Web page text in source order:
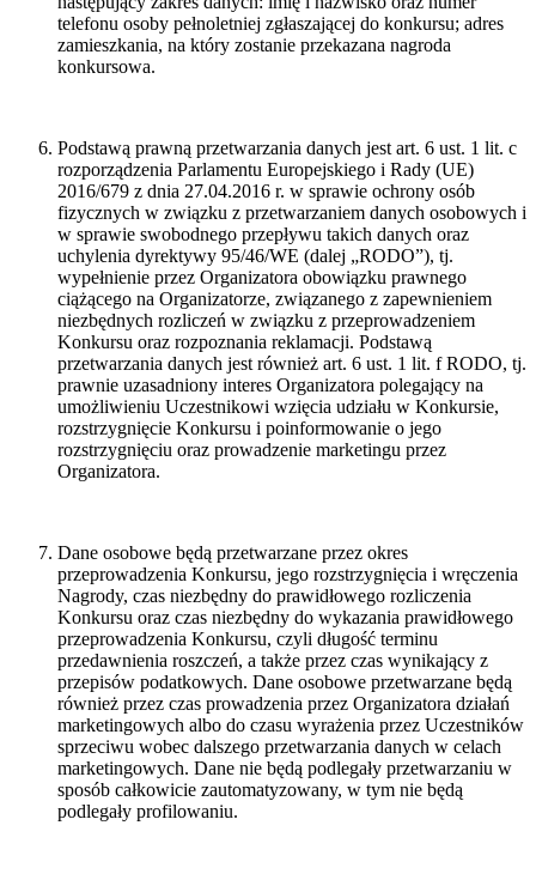
telefonu osoby pełnoletniej zgłaszającej do konkursu; adres
zamieszkania, na który zostanie przekazana nagroda
konkursowa.
Podstawą prawną przetwarzania danych jest art. 6 ust. 1 lit. c
rozporządzenia Parlamentu Europejskiego i Rady (UE)
2016/679 z dnia 27.04.2016 r. w sprawie ochrony osób
fizycznych w związku z przetwarzaniem danych osobowych i
w sprawie swobodnego przepływu takich danych oraz
uchylenia dyrektywy 95/46/WE (dalej „RODO”), tj.
wypełnienie przez Organizatora obowiązku prawnego
ciążącego na Organizatorze, związanego z zapewnieniem
niezbędnych rozliczeń w związku z przeprowadzeniem
Konkursu oraz rozpoznania reklamacji. Podstawą
przetwarzania danych jest również art. 6 ust. 1 lit. f RODO, tj.
prawnie uzasadniony interes Organizatora polegający na
umożliwieniu Uczestnikowi wzięcia udziału w Konkursie,
rozstrzygnięcie Konkursu i poinformowanie o jego
rozstrzygnięciu oraz prowadzenie marketingu przez
Organizatora.
Dane osobowe będą przetwarzane przez okres
przeprowadzenia Konkursu, jego rozstrzygnięcia i wręczenia
Nagrody, czas niezbędny do prawidłowego rozliczenia
Konkursu oraz czas niezbędny do wykazania prawidłowego
przeprowadzenia Konkursu, czyli długość terminu
przedawnienia roszczeń, a także przez czas wynikający z
przepisów podatkowych. Dane osobowe przetwarzane będą
również przez czas prowadzenia przez Organizatora działań
marketingowych albo do czasu wyrażenia przez Uczestników
sprzeciwu wobec dalszego przetwarzania danych w celach
marketingowych. Dane nie będą podlegały przetwarzaniu w
sposób całkowicie zautomatyzowany, w tym nie będą
podlegały profilowaniu.